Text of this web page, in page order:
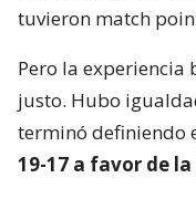
tuvieron match
Pero la experiencia
justo. Hubo
terminó definiendo
19-17 a favor de